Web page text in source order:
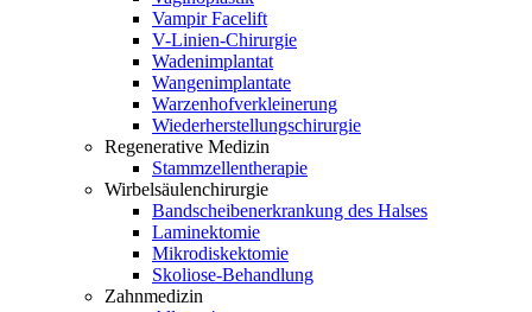
Vampir Facelift
V-Linien-Chirurgie
Wadenimplantat
Wangenimplantate
Warzenhofverkleinerung
Wiederherstellungschirurgie
Regenerative Medizin
Stammzellentherapie
Wirbelsäulenchirurgie
Bandscheibenerkrankung des Halses
Laminektomie
Mikrodiskektomie
Skoliose-Behandlung
Zahnmedizin